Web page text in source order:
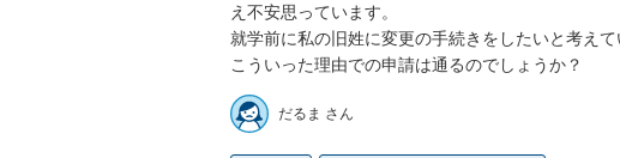
え不安思っています。
就学前に私の旧姓に変更の手続きをしたいと考えて
こういった理由での申請は通るのでしょうか？
だるま さん